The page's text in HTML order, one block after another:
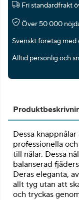
Fri standardfrakt
Över 50 000
Svenskt företag med
Alltid personlig och
Dessa
professionella
till nålar. Dessa
balanserad
Deras eleganta,
allt tyg utan att
och tryckas